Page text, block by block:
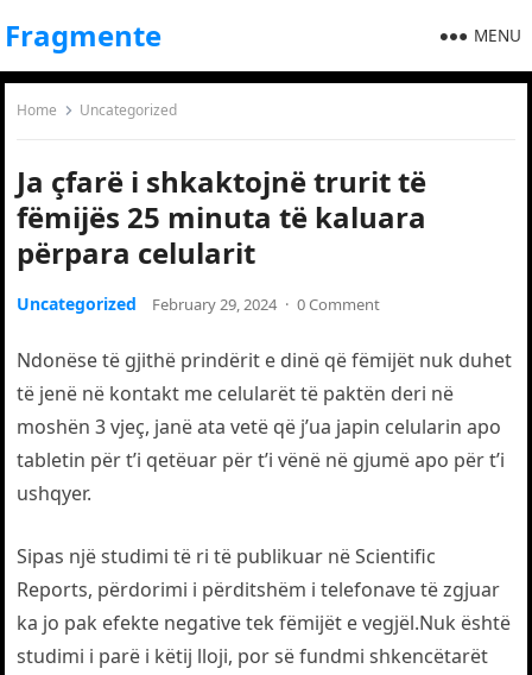
Fragmente MENU
Home Uncategorized
Ja çfarë i shkaktojnë trurit të
fëmijës 25 minuta të kaluara
përpara celularit
Uncategorized February 29, 2024 · 0 Comment
Ndonëse të gjithë prindërit e dinë që fëmijët nuk duhet
të jenë në kontakt me celularët të paktën deri në
moshën 3 vjeç, janë ata vetë që j’ua japin celularin apo
tabletin për t’i qetëuar për t’i vënë në gjumë apo për t’i
ushqyer.
Sipas një studimi të ri të publikuar në Scientific
Reports, përdorimi i përditshëm i telefonave të zgjuar
ka jo pak efekte negative tek fëmijët e vegjël.Nuk është
studimi i parë i këtij lloji, por së fundmi shkencëtarët